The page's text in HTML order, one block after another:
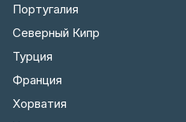
Португалия
Северный Кипр
Турция
Франция
Хорватия